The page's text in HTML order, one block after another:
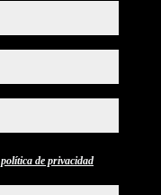
política de privacidad